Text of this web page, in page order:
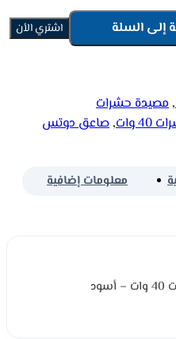
وات - أسود + إلى السلة اشتري الأن
, مصيدة حشرات
وات , صاعق دوتس
معلومات إضافية